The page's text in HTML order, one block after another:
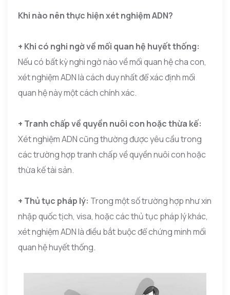
Khi nào nên thực hiện xét nghiệm ADN?
+ Khi có nghi ngờ về mối quan hệ huyết thống:
Nếu có bất kỳ nghi ngờ nào về mối quan hệ cha con,
xét nghiệm ADN là cách duy nhất để xác định mối
quan hệ này một cách chính xác.
+ Tranh chấp về quyền nuôi con hoặc thừa kế:
Xét nghiệm ADN cũng thường được yêu cầu trong
các trường hợp tranh chấp về quyền nuôi con hoặc
thừa kế tài sản.
+ Thủ tục pháp lý: Trong một số trường hợp như xin
nhập quốc tịch, visa, hoặc các thủ tục pháp lý khác,
xét nghiệm ADN là điều bắt buộc để chứng minh mối
quan hệ huyết thống.